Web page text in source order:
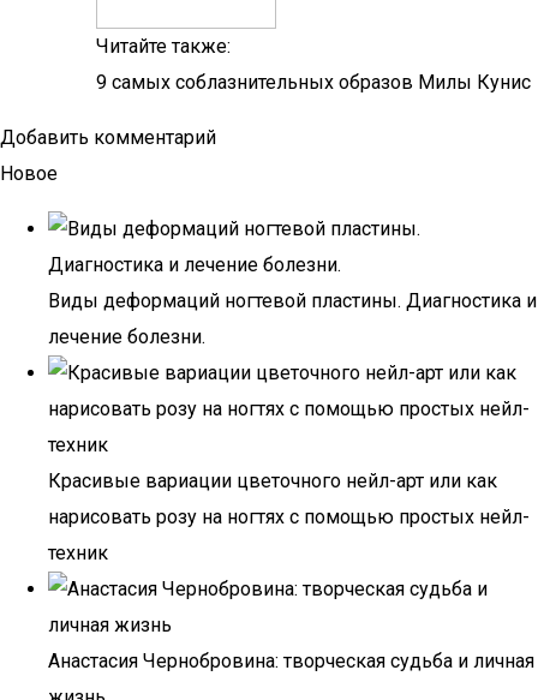
Читайте также:
9 самых соблазнительных образов Милы Кунис
Добавить комментарий
Новое
Виды деформаций ногтевой пластины. Диагностика и
лечение болезни.
Красивые вариации цветочного нейл-арт или как
нарисовать розу на ногтях с помощью простых нейл-
техник
Анастасия Чернобровина: творческая судьба и личная